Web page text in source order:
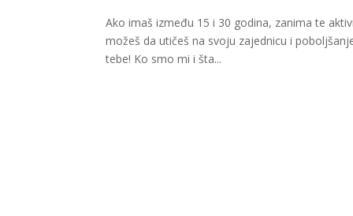
Ako imaš između 15 i 30 godina, zanima te
možeš da utičeš na svoju zajednicu i
tebe! Ko smo mi i šta...